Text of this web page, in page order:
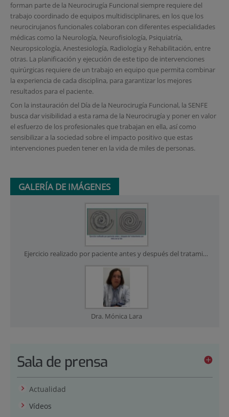
forman parte de la Neurocirugía Funcional siempre requiere del
trabajo coordinado de equipos multidisciplinares, en los que los
neurocirujanos funcionales colaboran con diferentes especialidades
médicas como la Neurología, Neurofisiología, Psiquiatría,
Neuropsicología, Anestesiología, Radiología y Rehabilitación, entre
otras. La planificación y ejecución de este tipo de intervenciones
quirúrgicas requiere de un trabajo en equipo que permita combinar
la experiencia de cada disciplina, para garantizar los mejores
resultados para el paciente.
Con la instauración del Día de la Neurocirugía Funcional, la SENFE
busca dar visibilidad a esta rama de la Neurocirugía y poner en valor
el esfuerzo de los profesionales que trabajan en ella, así como
sensibilizar a la sociedad sobre el impacto positivo que estas
intervenciones pueden tener en la vida de miles de personas.
GALERÍA DE IMÁGENES
Ejercicio realizado por paciente antes y después del tratamiento con HIFU en la FJD
Dra. Mónica Lara
Sala de prensa
Actualidad
Vídeos